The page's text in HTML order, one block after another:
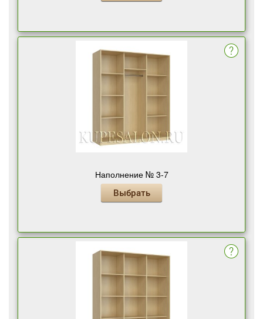
Наполнение № 3-7
Выбрать